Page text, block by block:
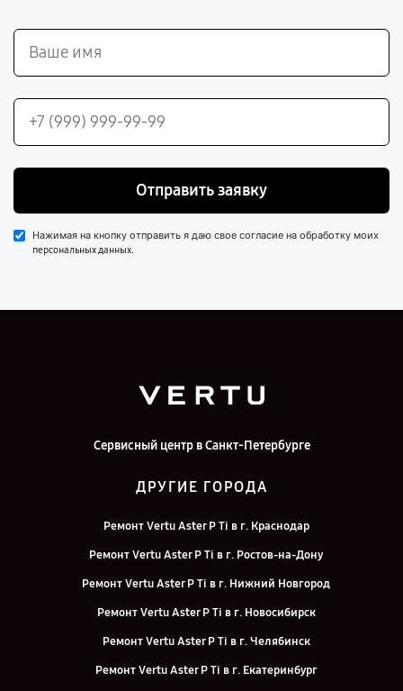
Отправить заявку
Нажимая на кнопку отправить я даю свое согласие на обработку моих
персональных данных.
Сервисный центр в Санкт-Петербурге
ДРУГИЕ ГОРОДА
Ремонт Vertu Aster P Ti в г. Краснодар
Ремонт Vertu Aster P Ti в г. Ростов-на-Дону
Ремонт Vertu Aster P Ti в г. Нижний Новгород
Ремонт Vertu Aster P Ti в г. Новосибирск
Ремонт Vertu Aster P Ti в г. Челябинск
Ремонт Vertu Aster P Ti в г. Екатеринбург